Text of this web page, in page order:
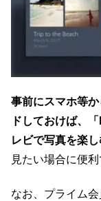
事前にスマホ等
ドしておけば、
レビで写真を楽し
見たい場合に便利
なお、プライム